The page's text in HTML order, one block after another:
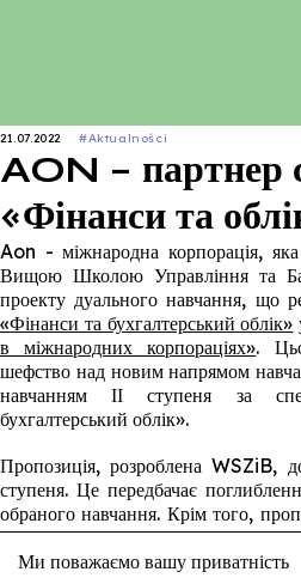
21.07.2022 #Aktualności
AON – партнер
«Фінанси та
Aon - міжнародна корпорація,
Вищою Школою Управління та
проекту дуального навчання, що
«Фінанси та бухгалтерський облік»
в міжнародних корпораціях».
шефство над новим напрямом
навчанням ІІ ступеня за
бухгалтерський облік».
Пропозиція, розроблена WSZiB,
ступеня. Це передбачає
обраного навчання. Крім того,
освіти для потреб ринку праці.
Aon позитивно оцінила
Ми поважаємо вашу приватність